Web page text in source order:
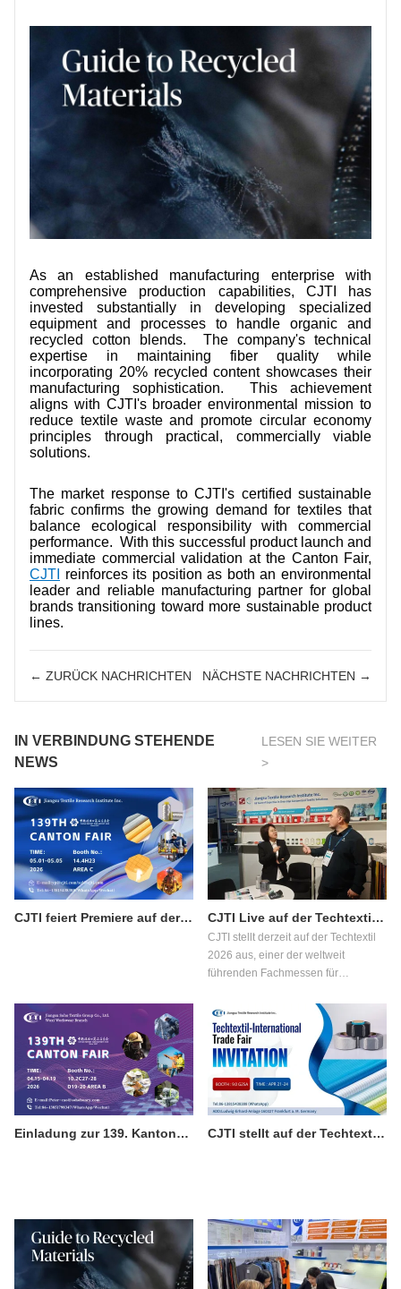
As an established manufacturing enterprise with
comprehensive production capabilities, CJTI has
invested substantially in developing specialized
equipment and processes to handle organic and
recycled cotton blends. The company's technical
expertise in maintaining fiber quality while
incorporating 20% recycled content showcases their
manufacturing sophistication. This achievement
aligns with CJTI's broader environmental mission to
reduce textile waste and promote circular economy
principles through practical, commercially viable
solutions.
The market response to CJTI's certified sustainable
fabric confirms the growing demand for textiles that
balance ecological responsibility with commercial
performance. With this successful product launch and
immediate commercial validation at the Canton Fair,
CJTI
reinforces its position as both an environmental
leader and reliable manufacturing partner for global
brands transitioning toward more sustainable product
lines.
← ZURÜCK NACHRICHTEN NÄCHSTE NACHRICHTEN →
IN VERBINDUNG STEHENDE
NEWS
LESEN SIE WEITER
>
CJTI feiert Premiere auf der 139. Kantoner Messe Phase 3: Funktionelle Textilinnovationen für internationale Einkäufer CJTI Live auf der Techtextil 2026: Innovationen im Bereich funktionaler Textilien im Fokus
CJTI stellt derzeit auf der Techtextil
2026 aus, einer der weltweit
führenden Fachmessen für
die vom 21. bis 24. April 2026 in
Frankfurt am Main stattfindet.
Einladung zur 139. Kantoner Messe: Entdecken Sie die professionellen Schutzkleidungslösungen von CJTI CJTI stellt auf der Techtextil 2026 in Frankfurt aus.